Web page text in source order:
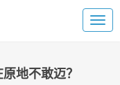
地不敢迈？